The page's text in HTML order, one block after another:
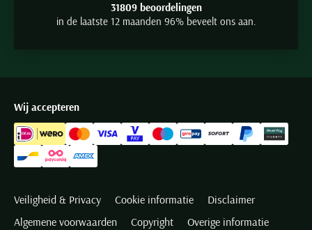
31809 beoordelingen
in de laatste 12 maanden 96% beveelt ons aan.
Wij accepteren
Veiligheid & Privacy Cookie informatie
Disclaimer
Algemene voorwaarden
Copyright Overige informatie